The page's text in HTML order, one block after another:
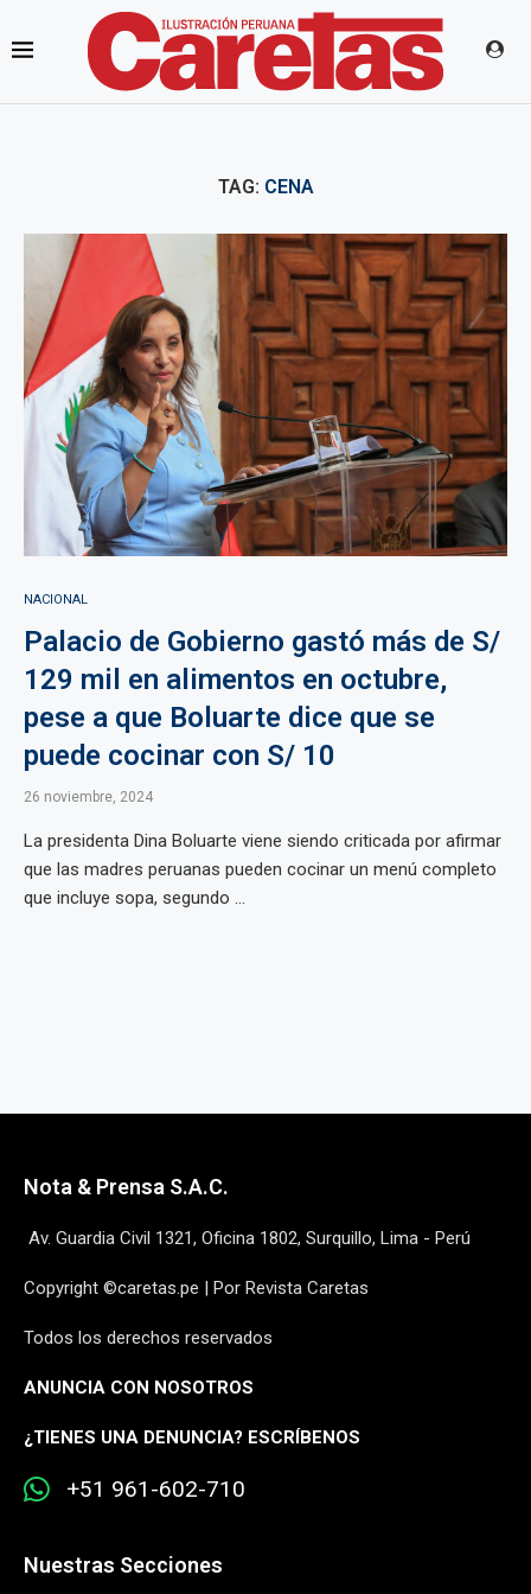
TAG: CENA
NACIONAL
Palacio de Gobierno gastó más de S/
129 mil en alimentos en octubre,
pese a que Boluarte dice que se
puede cocinar con S/ 10
26 noviembre, 2024
La presidenta Dina Boluarte viene siendo criticada por afirmar
que las madres peruanas pueden cocinar un menú completo
que incluye sopa, segundo ...
Nota & Prensa S.A.C.
Av. Guardia Civil 1321, Oficina 1802, Surquillo, Lima - Perú
Copyright ©caretas.pe | Por Revista Caretas
Todos los derechos reservados
ANUNCIA CON NOSOTROS
¿TIENES UNA DENUNCIA? ESCRÍBENOS
+51 961-602-710
Nuestras Secciones